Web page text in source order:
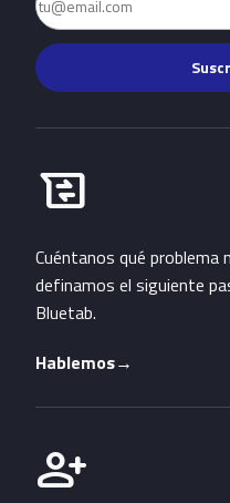
business_messages
Habla con Bluetab
Cuéntanos qué problema
definamos el siguiente
Bluetab.
Hablemos→
person_add
Únete a Bluetab